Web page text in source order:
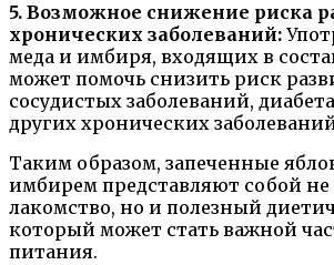
5. Возможное снижение риска
хронических заболеваний:
меда и имбиря, входящих в
может помочь снизить риск
сосудистых заболеваний,
других хронических
Таким образом, запеченные
имбирем представляют собой не
лакомство, но и полезный
который может стать важной
питания.